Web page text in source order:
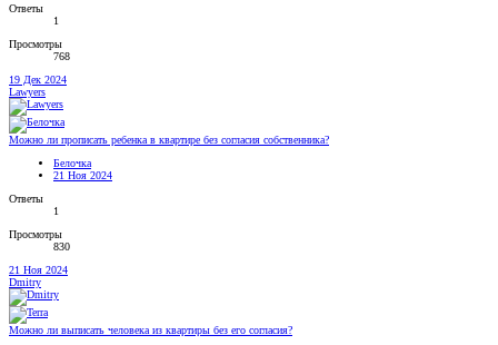
Ответы
1
Просмотры
768
19 Дек 2024
Lawyers
Можно ли прописать ребенка в квартире без согласия собственника?
Белочка
21 Ноя 2024
Ответы
1
Просмотры
830
21 Ноя 2024
Dmitry
Можно ли выписать человека из квартиры без его согласия?